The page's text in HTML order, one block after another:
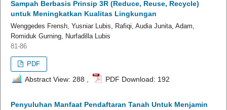
Sampah Berbasis Prinsip 3R (Reduce, Reuse, Recycle)
untuk Meningkatkan Kualitas Lingkungan
Wenggedes Frensh, Yusniar Lubis, Rafiqi, Audia Junita, Adam,
Romiduk Gurning, Nurfadilla Lubis
81-86
PDF
Abstract View: 288 , PDF Download: 192
Penyuluhan Manfaat Pendaftaran Tanah Untuk Menjamin